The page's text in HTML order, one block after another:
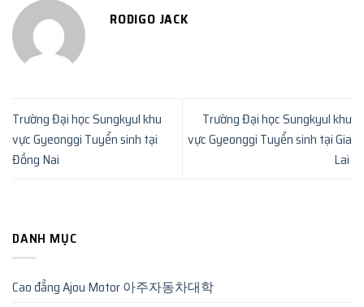
RODIGO JACK
Trường Đại học Sungkyul khu
vực Gyeonggi Tuyển sinh tại
Đồng Nai
Trường Đại học Sungkyul khu
vực Gyeonggi Tuyển sinh tại Gia
Lai
DANH MỤC
Cao đẳng Ajou Motor 아주자동차대학